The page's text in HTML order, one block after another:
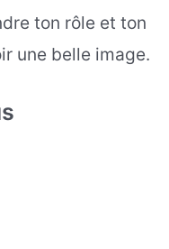
ton rôle et ton
une belle image.